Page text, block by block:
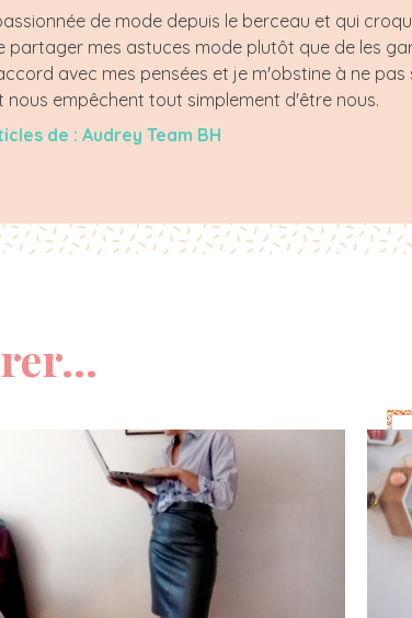
de mode depuis le berceau et qui
partager mes astuces mode plutôt que de les
avec mes pensées et je m'obstine à ne
nous empêchent tout simplement d'être nous.
de : Audrey Team BH